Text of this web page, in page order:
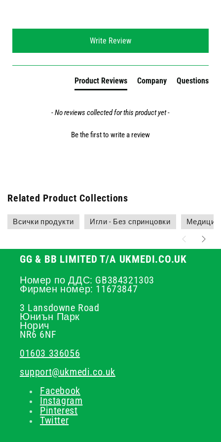
Write Review
Product Reviews Company Questions
- No reviews collected for this product yet -
Be the first to write a review
Related Product Collections
Всички продукти Игли - Без спринцовки
GG & BB LIMITED T/A UKMEDI.CO.UK
Номер по ДДС: GB384321303
Фирмен номер: 11673847
3 Lansdowne Road
Юниън Парк
Норич
NR6 6NF
01603 336056
support@ukmedi.co.uk
Facebook
Instagram
Pinterest
Twitter